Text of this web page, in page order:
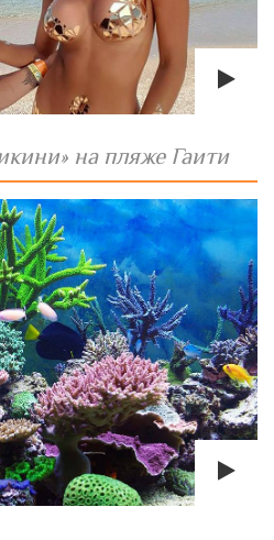
на пляже Гаити